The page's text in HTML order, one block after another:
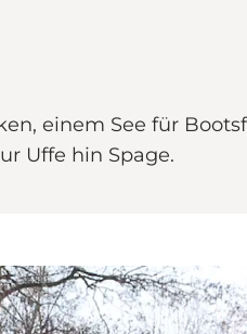
einem See für
Uffe hin Spage.